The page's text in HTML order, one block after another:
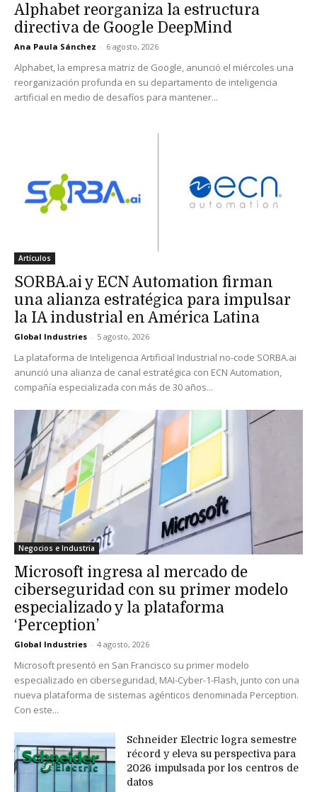
Alphabet reorganiza la estructura
directiva de Google DeepMind
Ana Paula Sánchez - 6 agosto, 2026
Alphabet, la empresa matriz de Google, anunció el miércoles una
reorganización profunda en su departamento de inteligencia
artificial en medio de desafíos para mantener...
Artículos
SORBA.ai y ECN Automation firman
una alianza estratégica para impulsar
la IA industrial en América Latina
Global Industries - 5 agosto, 2026
La plataforma de Inteligencia Artificial Industrial no-code SORBA.ai
anunció una alianza de canal estratégica con ECN Automation,
compañía especializada con más de 30 años...
Negocios e Industria
Microsoft ingresa al mercado de
ciberseguridad con su primer modelo
especializado y la plataforma
‘Perception’
Global Industries - 4 agosto, 2026
Microsoft presentó en San Francisco su primer modelo
especializado en ciberseguridad, MAI-Cyber-1-Flash, junto con una
nueva plataforma de sistemas agénticos denominada Perception.
Con este...
Schneider Electric logra semestre
récord y eleva su perspectiva para
2026 impulsada por los centros de
datos